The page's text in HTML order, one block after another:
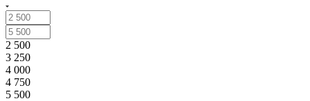
2 500
3 250
4 000
4 750
5 500